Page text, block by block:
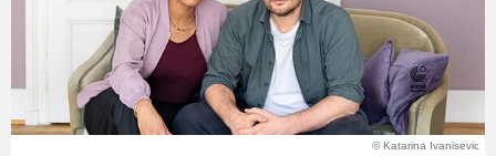
© Katarina Ivanisevic